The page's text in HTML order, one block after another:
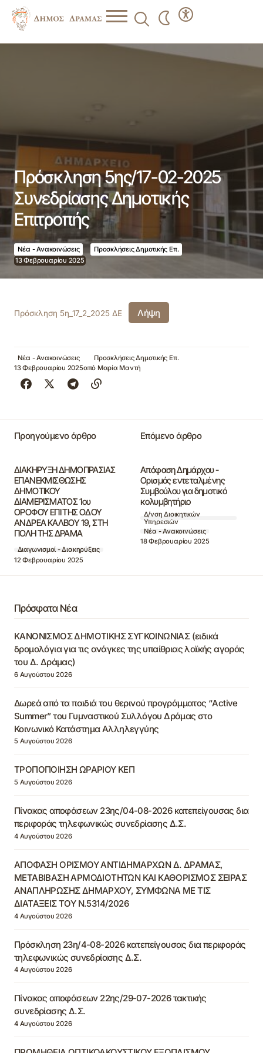
Πρόσκληση 5ης/17-02-2025 Συνεδρίασης Δημοτικής
Πρόσκληση 5ης/17-02-2025
Συνεδρίασης Δημοτικής
Επιτροπής
Νέα - Ανακοινώσεις
Προσκλήσεις Δημοτικής Επ.
13 Φεβρουαρίου 2025
Πρόσκληση 5η_17_2_2025 ΔΕ Λήψη
Νέα - Ανακοινώσεις
Προσκλήσεις Δημοτικής Επ.
13 Φεβρουαρίου 2025από Μαρία Μαντή
Προηγούμενο άρθρο
ΔΙΑΚΗΡΥΞΗ ΔΗΜΟΠΡΑΣΙΑΣ
ΕΠΑΝΕΚΜΙΣΘΩΣΗΣ
ΔΗΜΟΤΙΚΟΥ
ΔΙΑΜΕΡΙΣΜΑΤΟΣ 1ου
ΟΡΟΦΟΥ ΕΠΙ ΤΗΣ ΟΔΟΥ
ΑΝΔΡΕΑ ΚΑΛΒΟΥ 19, ΣΤΗ
ΠΟΛΗ ΤΗΣ ΔΡΑΜΑ
Διαγωνισμοί - Διακηρύξεις
12 Φεβρουαρίου 2025
Επόμενο άρθρο
Απόφαση Δημάρχου -
Ορισμός εντεταλμένης
Συμβούλου για δημοτικό
κολυμβητήριο
Δ/νση Διοικητικών
Υπηρεσιών
Νέα - Ανακοινώσεις
18 Φεβρουαρίου 2025
Πρόσφατα Νέα
ΚΑΝΟΝΙΣΜΟΣ ΔΗΜΟΤΙΚΗΣ ΣΥΓΚΟΙΝΩΝΙΑΣ (ειδικά
δρομολόγια για τις ανάγκες της υπαίθριας λαϊκής αγοράς
του Δ. Δράμας)
6 Αυγούστου 2026
Δωρεά από τα παιδιά του θερινού προγράμματος “Active
Summer” του Γυμναστικού Συλλόγου Δράμας στο
Κοινωνικό Κατάστημα Αλληλεγγύης
5 Αυγούστου 2026
ΤΡΟΠΟΠΟΙΗΣΗ ΩΡΑΡΙΟΥ ΚΕΠ
5 Αυγούστου 2026
Πίνακας αποφάσεων 23ης/04-08-2026 κατεπείγουσας δια
περιφοράς τηλεφωνικώς συνεδρίασης Δ.Σ.
4 Αυγούστου 2026
ΑΠΟΦΑΣΗ ΟΡΙΣΜΟΥ ΑΝΤΙΔΗΜΑΡΧΩΝ Δ. ΔΡΑΜΑΣ,
ΜΕΤΑΒΙΒΑΣΗ ΑΡΜΟΔΙΟΤΗΤΩΝ ΚΑΙ ΚΑΘΟΡΙΣΜΟΣ ΣΕΙΡΑΣ
ΑΝΑΠΛΗΡΩΣΗΣ ΔΗΜΑΡΧΟΥ, ΣΥΜΦΩΝΑ ΜΕ ΤΙΣ
ΔΙΑΤΑΞΕΙΣ ΤΟΥ Ν.5314/2026
4 Αυγούστου 2026
Πρόσκληση 23η/4-08-2026 κατεπείγουσας δια περιφοράς
τηλεφωνικώς συνεδρίασης Δ.Σ.
4 Αυγούστου 2026
Πίνακας αποφάσεων 22ης/29-07-2026 τακτικής
συνεδρίασης Δ.Σ.
4 Αυγούστου 2026